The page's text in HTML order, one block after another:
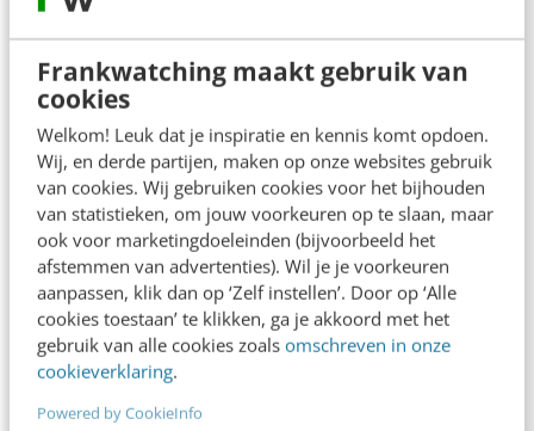
Frankwatching maakt gebruik van
cookies
Welkom! Leuk dat je inspiratie en kennis komt opdoen.
Wij, en derde partijen, maken op onze websites gebruik
van cookies. Wij gebruiken cookies voor het bijhouden
van statistieken, om jouw voorkeuren op te slaan, maar
ook voor marketingdoeleinden (bijvoorbeeld het
afstemmen van advertenties). Wil je je voorkeuren
aanpassen, klik dan op ‘Zelf instellen’. Door op ‘Alle
cookies toestaan’ te klikken, ga je akkoord met het
gebruik van alle cookies zoals omschreven in onze
cookieverklaring.
Powered by CookieInfo
Maken van een macro voor je tracking-ID
Maak een macro aan voor het automatisch
koppelen van je hoofddomeinen;